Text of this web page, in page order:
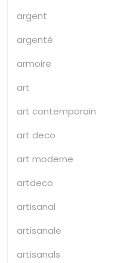
argent
argenté
armoire
art
art contemporain
art deco
art moderne
artdeco
artisanal
artisanale
artisanals